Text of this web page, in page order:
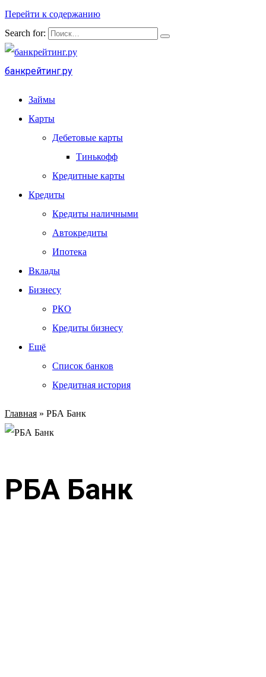
Перейти к содержанию
Search for:
банкрейтинг.ру
Займы
Карты
Дебетовые карты
Тинькофф
Кредитные карты
Кредиты
Кредиты наличными
Автокредиты
Ипотека
Вклады
Бизнесу
РКО
Кредиты бизнесу
Ещё
Список банков
Кредитная история
Главная » РБА Банк
РБА Банк